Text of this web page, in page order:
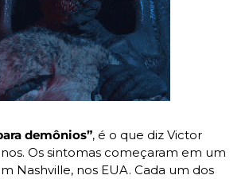
demônios”, é o que diz Victor
Os sintomas começaram em um
Nashville, nos EUA. Cada um dos